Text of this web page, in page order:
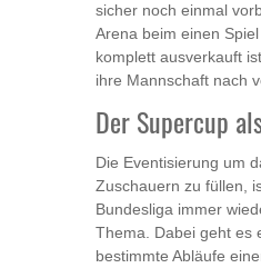
sicher noch einmal
Arena beim einen
komplett ausverkauft
ihre Mannschaft nach
Der Supercup
Die Eventisierung um
Zuschauern zu füllen,
Bundesliga immer
Thema. Dabei geht es
bestimmte Abläufe